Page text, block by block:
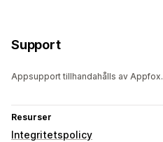
Support
Appsupport tillhandahålls av Appfox.
Resurser
Integritetspolicy